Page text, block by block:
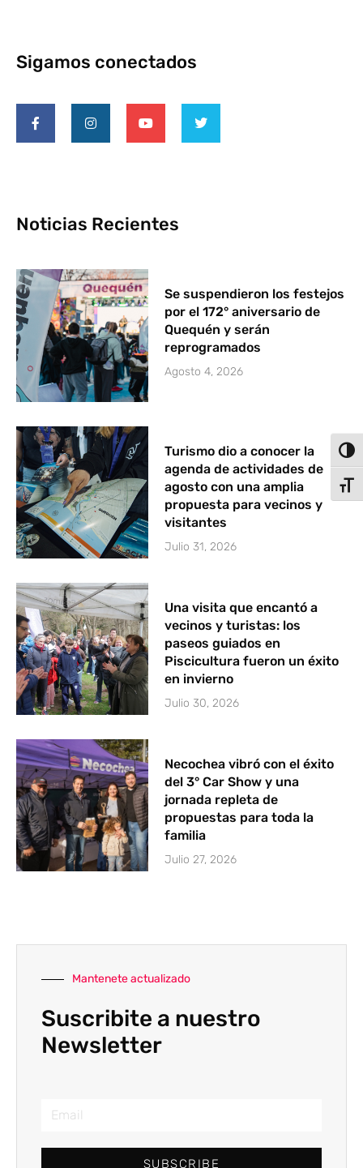
Sigamos conectados
Noticias Recientes
Se suspendieron los festejos
por el 172° aniversario de
Quequén y serán
reprogramados
Agosto 4, 2026
Turismo dio a conocer la
agenda de actividades de
agosto con una amplia
propuesta para vecinos y
visitantes
Julio 31, 2026
Una visita que encantó a
vecinos y turistas: los
paseos guiados en
Piscicultura fueron un éxito
en invierno
Julio 30, 2026
Necochea vibró con el éxito
del 3° Car Show y una
jornada repleta de
propuestas para toda la
familia
Julio 27, 2026
Mantenete actualizado
Suscribite a nuestro
Newsletter
SUBSCRIBE